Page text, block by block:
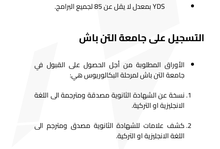
YDS بمعدل لا يقل عن 85 لجميع البرامج.
التسجيل على جامعة التن باش
الأوراق المطلوبة من أجل الحصول على القبول في
جامعة التن باش لمرحلة البكالوريوس هي:
نسخة عن الشهادة الثانوية مصدقة ومترجمة الى اللغة
الانجليزية او التركية.
كشف علامات للشهادة الثانوية مصدق ومترجم الى
اللغة الانجليزية او التركية.